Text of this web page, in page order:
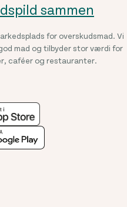
sammen
for overskudsmad. Vi
mad og tilbyder stor værdi for
caféer og restauranter.